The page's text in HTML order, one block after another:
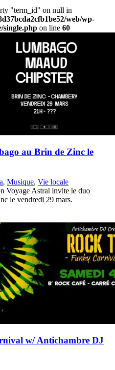
"term_id" on null in
web/wp-
single.php on line 60
au Brin de Zinc le
, Musique, Vie locale
Voyage Astral invite le duo
le vendredi 29 mars.
w/ Antichambre DJ